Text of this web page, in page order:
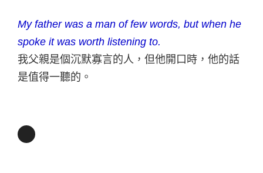
My father was a man of few words, but when he
spoke it was worth listening to.
我父親是個沉默寡言的人，但他開口時，他的話
是值得一聽的。